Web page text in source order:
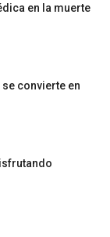
en la muerte
convierte en